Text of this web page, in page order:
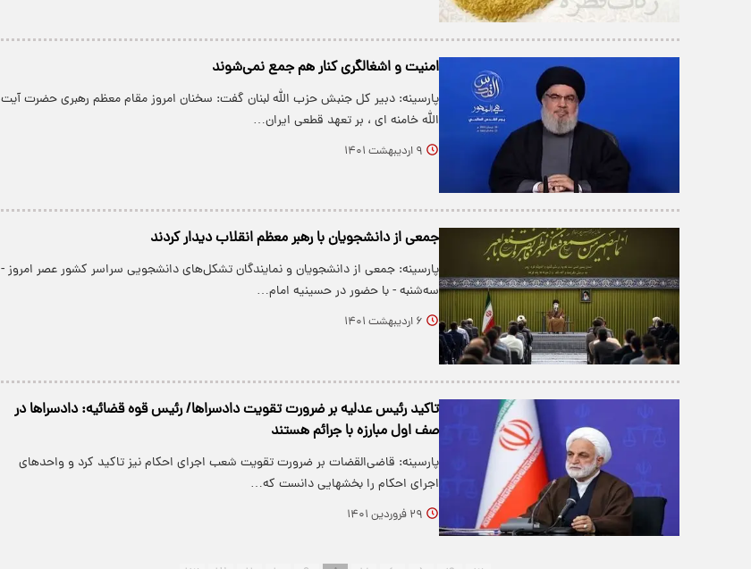
امنیت و اشغالگری کنار هم جمع نمی‌شوند
پارسینه: دبیر کل جنبش حزب الله لبنان گفت: سخنان امروز مقام معظم رهبری حضرت آیت
الله خامنه ای ، بر تعهد قطعی ایران…
۹ اردیبهشت ۱۴۰۱
جمعی از دانشجویان با رهبر معظم انقلاب دیدار کردند
پارسینه: جمعی از دانشجویان و نمایندگان تشکل‌های دانشجویی سراسر کشور عصر امروز -
سه‌شنبه - با حضور در حسینیه امام…
۶ اردیبهشت ۱۴۰۱
تاکید رئیس عدلیه بر ضرورت تقویت دادسرا‌ها/ رئیس قوه قضائیه: دادسرا‌ها در
صف اول مبارزه با جرائم هستند
پارسینه: قاضی‌القضات بر ضرورت تقویت شعب اجرای احکام نیز تاکید کرد و واحد‌های
اجرای احکام را بخش‎هایی دانست که…
۲۹ فروردین ۱۴۰۱